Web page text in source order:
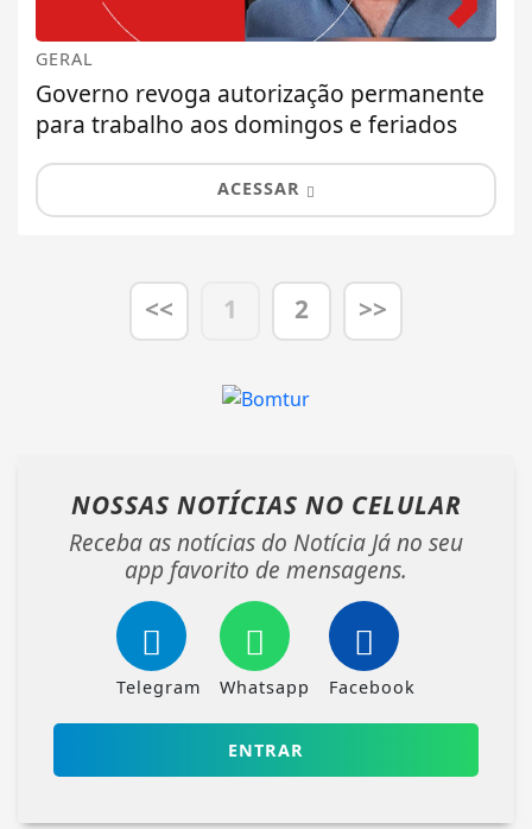
GERAL
Governo revoga autorização permanente
para trabalho aos domingos e feriados
ACESSAR
<< 1 2 >>
NOSSAS NOTÍCIAS NO CELULAR
Receba as notícias do Notícia Já no seu
app favorito de mensagens.
Telegram Whatsapp Facebook
ENTRAR